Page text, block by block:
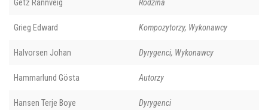
Getz Rannveig Rodzina
Grieg Edward Kompozytorzy, Wykonawcy
Halvorsen Johan Dyrygenci, Wykonawcy
Hammarlund Gösta Autorzy
Hansen Terje Boye Dyrygenci